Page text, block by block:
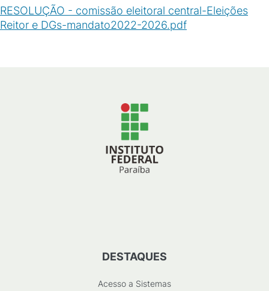
RESOLUÇÃO - comissão eleitoral central-Eleições
Reitor e DGs-mandato2022-2026.pdf
DESTAQUES
Acesso a Sistemas